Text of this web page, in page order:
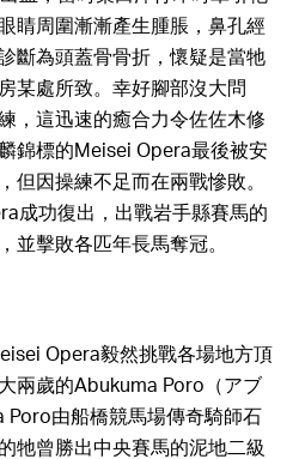
睛周圍漸漸產生腫脹，鼻孔經
斷為頭蓋骨骨折，懷疑是當牠
某處所致。幸好腳部沒大問
，這迅速的癒合力令佐佐木修
錦標的Meisei Opera最後被安
但因操練不足而在兩戰慘敗。
成功復出，出戰岩手縣賽馬的
擊敗各匹年長馬奪冠。
Opera毅然挑戰各場地方頂
兩歲的Abukuma Poro（アブ
Poro由船橋競馬場傳奇騎師石
牠曾勝出中央賽馬的泥地二級